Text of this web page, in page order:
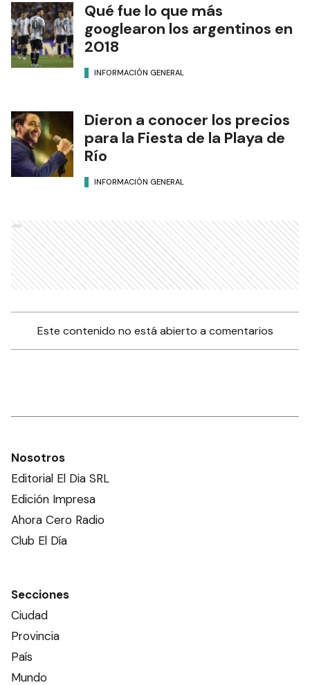
Qué fue lo que más
googlearon los argentinos en
2018
INFORMACIÓN GENERAL
Dieron a conocer los precios
para la Fiesta de la Playa de
Río
INFORMACIÓN GENERAL
Ads
Este contenido no está abierto a comentarios
Nosotros
Editorial El Dia SRL
Edición Impresa
Ahora Cero Radio
Club El Día
Secciones
Ciudad
Provincia
País
Mundo